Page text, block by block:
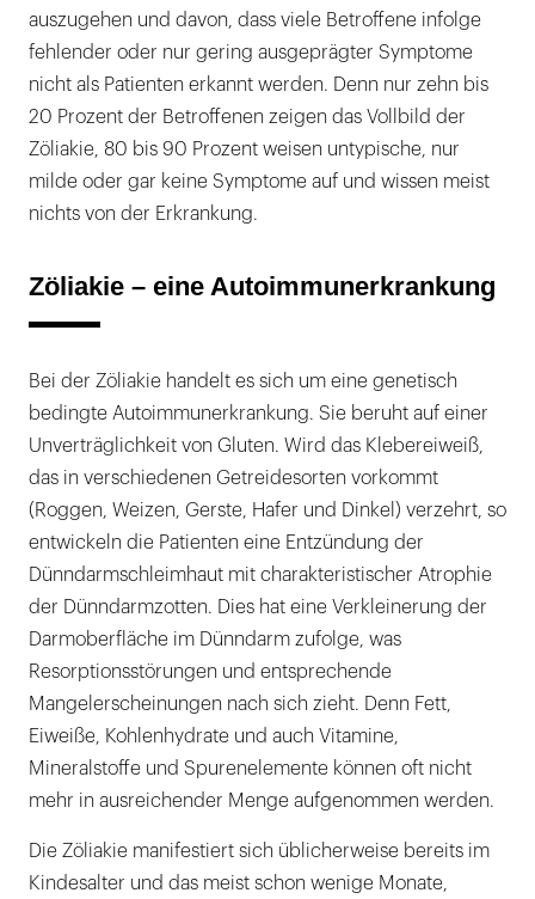
auszugehen und davon, dass viele Betroffene infolge
fehlender oder nur gering ausgeprägter Symptome
nicht als Patienten erkannt werden. Denn nur zehn bis
20 Prozent der Betroffenen zeigen das Vollbild der
Zöliakie, 80 bis 90 Prozent weisen untypische, nur
milde oder gar keine Symptome auf und wissen meist
nichts von der Erkrankung.
Zöliakie – eine Autoimmunerkrankung
Bei der Zöliakie handelt es sich um eine genetisch
bedingte Autoimmunerkrankung. Sie beruht auf einer
Unverträglichkeit von Gluten. Wird das Klebereiweiß,
das in verschiedenen Getreidesorten vorkommt
(Roggen, Weizen, Gerste, Hafer und Dinkel) verzehrt, so
entwickeln die Patienten eine Entzündung der
Dünndarmschleimhaut mit charakteristischer Atrophie
der Dünndarmzotten. Dies hat eine Verkleinerung der
Darmoberfläche im Dünndarm zufolge, was
Resorptionsstörungen und entsprechende
Mangelerscheinungen nach sich zieht. Denn Fett,
Eiweiße, Kohlenhydrate und auch Vitamine,
Mineralstoffe und Spurenelemente können oft nicht
mehr in ausreichender Menge aufgenommen werden.
Die Zöliakie manifestiert sich üblicherweise bereits im
Kindesalter und das meist schon wenige Monate,